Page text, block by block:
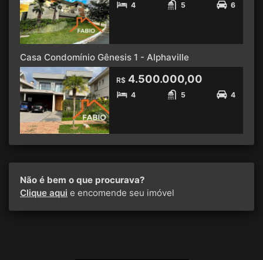
4 5 6
Casa Condomínio Gênesis 1 - Alphaville
R$ 4.500.000,00
4 5 4
Não é bem o que procurava?
Clique aqui e encomende seu imóvel